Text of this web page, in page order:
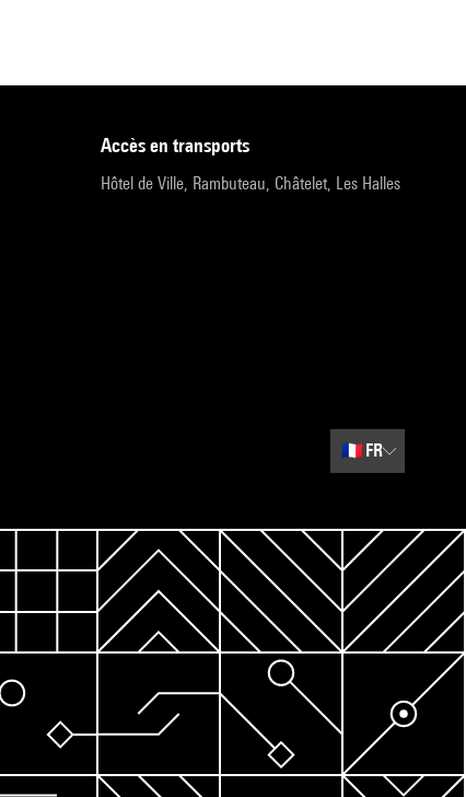
accès en transports
Hôtel de Ville, Rambuteau, Châtelet, Les Halles
🇫🇷 FR